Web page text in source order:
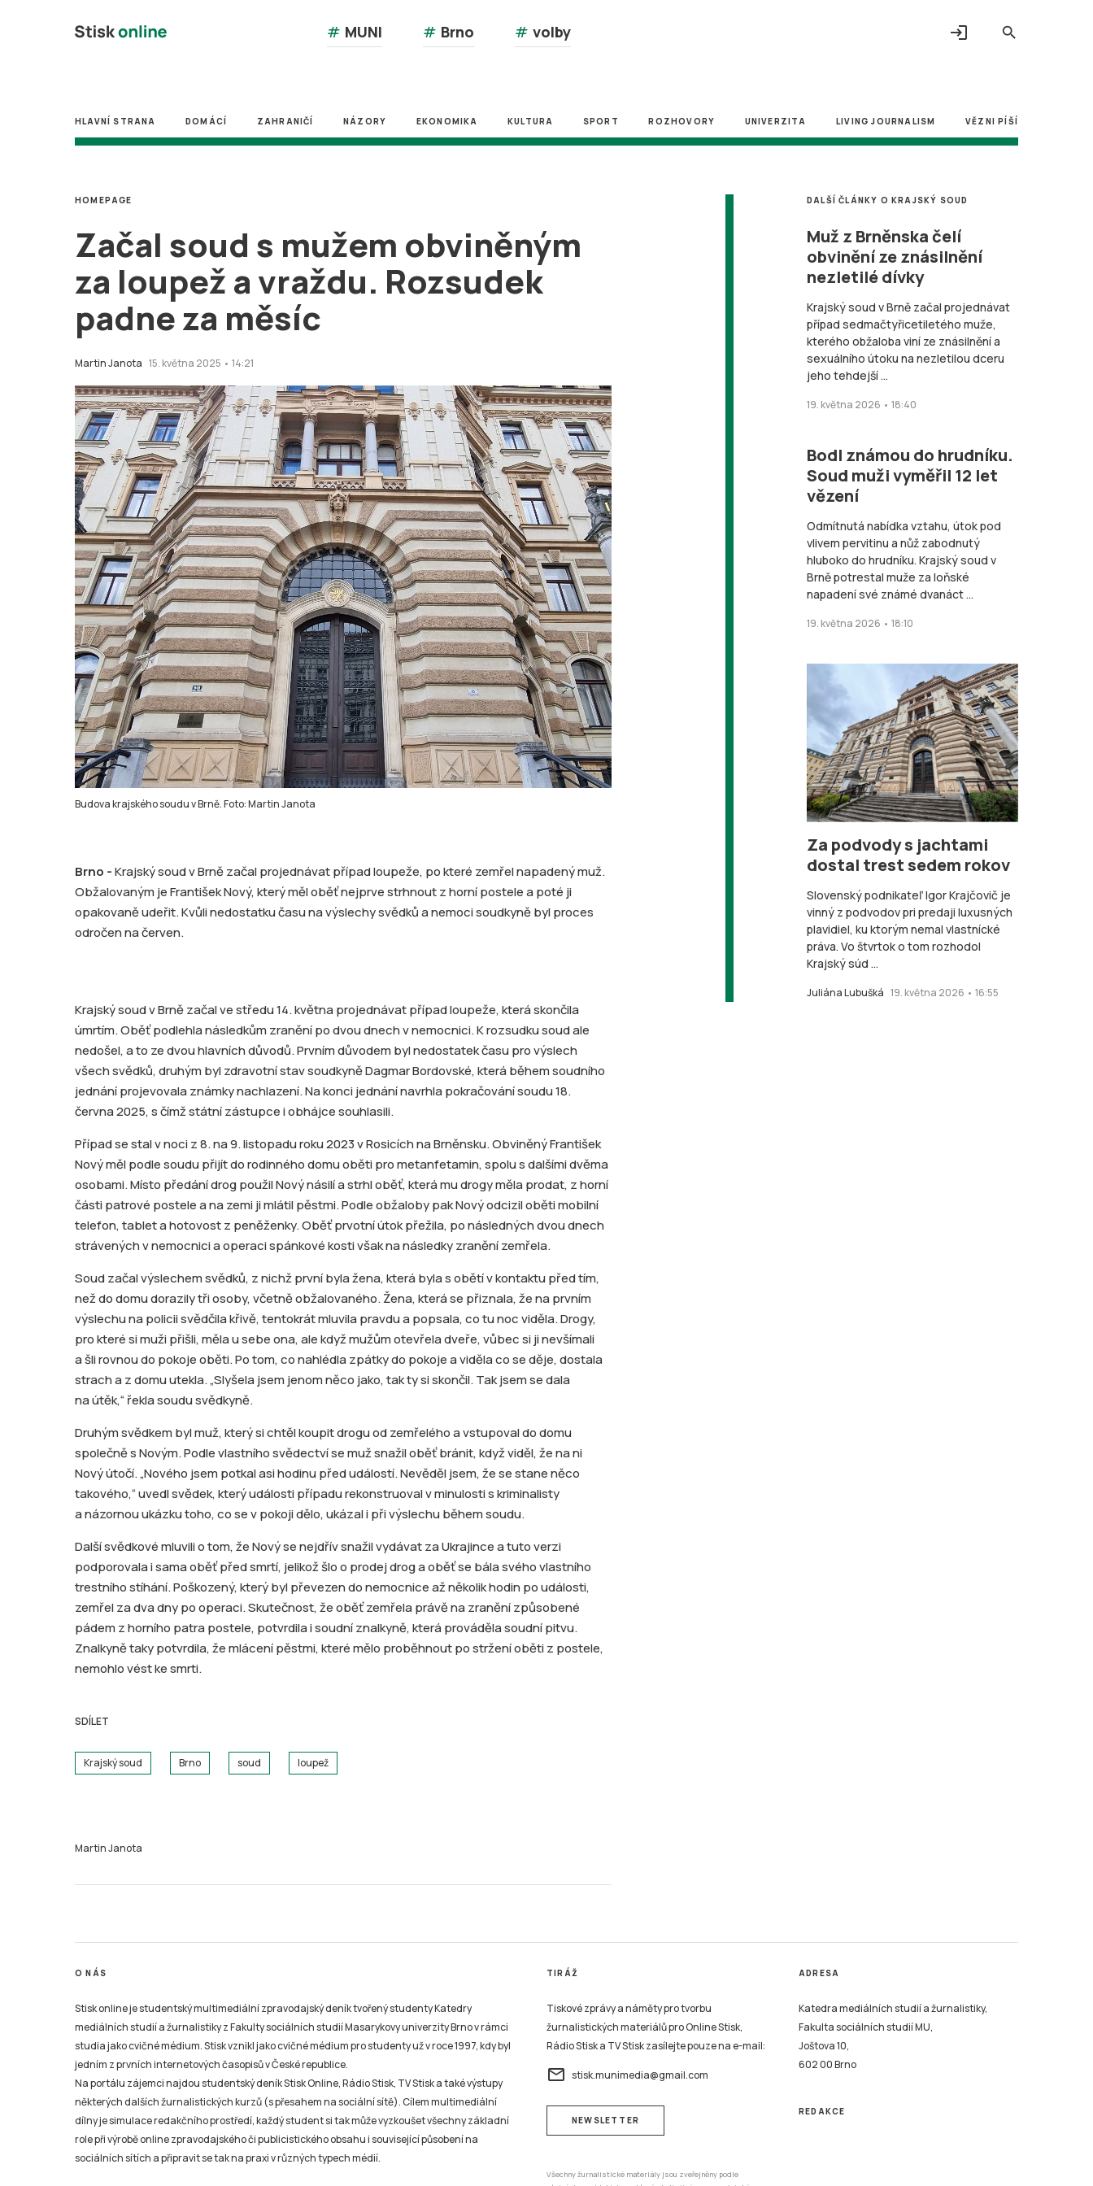
search
# MUNI # Brno # volby login
HLAVNÍ STRANA DOMÁCÍ ZAHRANIČÍ NÁZORY EKONOMIKA KULTURA SPORT ROZHOVORY UNIVERZITA LIVING JOURNALISM VĚZNI PÍŠÍ
Začal soud s mužem obviněným
za loupež a vraždu. Rozsudek
padne za měsíc
Martin Janota 15. května 2025 • 14:21
HOMEPAGE
Budova krajského soudu v Brně. Foto: Martin Janota
Brno -Krajský soud v Brně začal projednávat případ loupeže, po které zemřel napadený muž.
Obžalovaným je František Nový, který měl oběť nejprve strhnout z horní postele a poté ji
opakovaně udeřit. Kvůli nedostatku času na výslechy svědků a nemoci soudkyně byl proces
odročen na červen.
Krajský soud v Brně začal ve středu 14. května projednávat případ loupeže, která skončila
úmrtím. Oběť podlehla následkům zranění po dvou dnech v nemocnici. K rozsudku soud ale
nedošel, a to ze dvou hlavních důvodů. Prvním důvodem byl nedostatek času pro výslech
všech svědků, druhým byl zdravotní stav soudkyně Dagmar Bordovské, která během soudního
jednání projevovala známky nachlazení. Na konci jednání navrhla pokračování soudu 18.
června 2025, s čímž státní zástupce i obhájce souhlasili.
Případ se stal v noci z 8. na 9. listopadu roku 2023 v Rosicích na Brněnsku. Obviněný František
Nový měl podle soudu přijít do rodinného domu oběti pro metanfetamin, spolu s dalšími dvěma
osobami. Místo předání drog použil Nový násilí a strhl oběť, která mu drogy měla prodat, z horní
části patrové postele a na zemi ji mlátil pěstmi. Podle obžaloby pak Nový odcizil oběti mobilní
telefon, tablet a hotovost z peněženky. Oběť prvotní útok přežila, po následných dvou dnech
strávených v nemocnici a operaci spánkové kosti však na následky zranění zemřela.
Soud začal výslechem svědků, z nichž první byla žena, která byla s obětí v kontaktu před tím,
než do domu dorazily tři osoby, včetně obžalovaného. Žena, která se přiznala, že na prvním
výslechu na policii svědčila křivě, tentokrát mluvila pravdu a popsala, co tu noc viděla. Drogy,
pro které si muži přišli, měla u sebe ona, ale když mužům otevřela dveře, vůbec si ji nevšímali
a šli rovnou do pokoje oběti. Po tom, co nahlédla zpátky do pokoje a viděla co se děje, dostala
strach a z domu utekla. „Slyšela jsem jenom něco jako, tak ty si skončil. Tak jsem se dala
na útěk,“ řekla soudu svědkyně.
Druhým svědkem byl muž, který si chtěl koupit drogu od zemřelého a vstupoval do domu
společně s Novým. Podle vlastního svědectví se muž snažil oběť bránit, když viděl, že na ni
Nový útočí. „Nového jsem potkal asi hodinu před událostí. Nevěděl jsem, že se stane něco
takového,“ uvedl svědek, který události případu rekonstruoval v minulosti s kriminalisty
a názornou ukázku toho, co se v pokoji dělo, ukázal i při výslechu během soudu.
Další svědkové mluvili o tom, že Nový se nejdřív snažil vydávat za Ukrajince a tuto verzi
podporovala i sama oběť před smrtí, jelikož šlo o prodej drog a oběť se bála svého vlastního
trestního stíhání. Poškozený, který byl převezen do nemocnice až několik hodin po události,
zemřel za dva dny po operaci. Skutečnost, že oběť zemřela právě na zranění způsobené
pádem z horního patra postele, potvrdila i soudní znalkyně, která prováděla soudní pitvu.
Znalkyně taky potvrdila, že mlácení pěstmi, které mělo proběhnout po stržení oběti z postele,
nemohlo vést ke smrti.
SDÍLET
Krajský soud Brno soud loupež
Martin Janota
DALŠÍ ČLÁNKY O KRAJSKÝ SOUD
Muž z Brněnska čelí
obvinění ze znásilnění
nezletilé dívky
Krajský soud v Brně začal projednávat
případ sedmačtyřicetiletého muže,
kterého obžaloba viní ze znásilnění a
sexuálního útoku na nezletilou dceru
jeho tehdejší ...
19. května 2026 • 18:40
Bodl známou do hrudníku.
Soud muži vyměřil 12 let
vězení
Odmítnutá nabídka vztahu, útok pod
vlivem pervitinu a nůž zabodnutý
hluboko do hrudníku. Krajský soud v
Brně potrestal muže za loňské
napadení své známé dvanáct ...
19. května 2026 • 18:10
Za podvody s jachtami
dostal trest sedem rokov
Slovenský podnikateľ Igor Krajčovič je
vinný z podvodov pri predaji luxusných
plavidiel, ku ktorým nemal vlastnícké
práva. Vo štvrtok o tom rozhodol
Krajský súd ...
Juliána Lubušká 19. května 2026 • 16:55
O NÁS
Stisk online je studentský multimediální zpravodajský deník tvořený studenty Katedry
mediálních studií a žurnalistiky z Fakulty sociálních studií Masarykovy univerzity Brno v rámci
studia jako cvičné médium. Stisk vznikl jako cvičné médium pro studenty už v roce 1997, kdy byl
jedním z prvních internetových časopisů v České republice.
Na portálu zájemci najdou studentský deník Stisk Online, Rádio Stisk, TV Stisk a také výstupy
některých dalších žurnalistických kurzů (s přesahem na sociální sítě). Cílem multimediální
dílny je simulace redakčního prostředí, každý student si tak může vyzkoušet všechny základní
role při výrobě online zpravodajského či publicistického obsahu i související působení na
sociálních sítích a připravit se tak na praxi v různých typech médií.
TIRÁŽ
Tiskové zprávy a náměty pro tvorbu
žurnalistických materiálů pro Online Stisk,
Rádio Stisk a TV Stisk zasílejte pouze na e-mail:
email stisk.munimedia@gmail.com
NEWSLETTER
Všechny žurnalistické materiály jsou zveřejněny podle
ADRESA
Katedra mediálních studií a žurnalistiky,
Fakulta sociálních studií MU,
Joštova 10,
602 00 Brno
REDAKCE